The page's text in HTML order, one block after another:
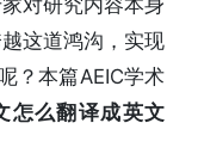
这道鸿沟，实现
？本篇AEIC学术
怎么翻译成英文